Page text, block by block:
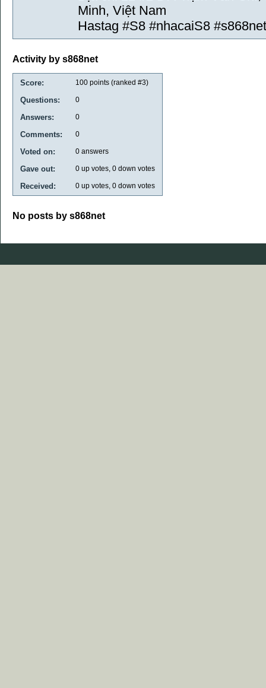
Minh, Việt Nam
Hastag #S8 #nhacaiS8 #s868net
Activity by s868net
Score: 100 points (ranked #3)
Questions: 0
Answers: 0
Comments: 0
Voted on: 0 answers
Gave out: 0 up votes, 0 down votes
Received: 0 up votes, 0 down votes
No posts by s868net